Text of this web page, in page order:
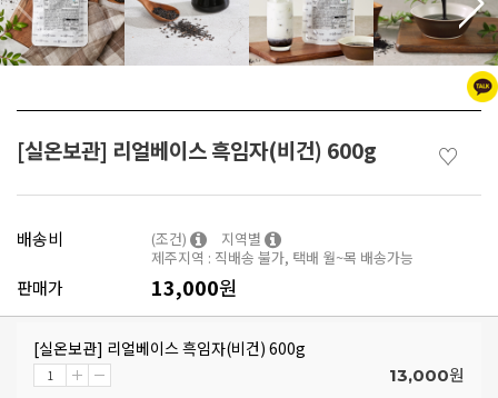
[실온보관] 리얼베이스 흑임자(비건) 600g ♡
배송비 (조건)
지역별
제주지역 : 직배송 불가, 택배 월~목 배송가능
판매가 13,000원
[실온보관] 리얼베이스 흑임자(비건) 600g
13,000원